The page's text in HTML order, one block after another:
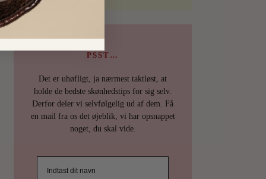
PSST…
Det er uhøfligt, ja nærmest taktløst, at
holde de bedste skønhedstips for sig selv.
Derfor deler vi selvfølgelig ud af dem. Få
en mail fra os det øjeblik, vi har opsnappet
noget, du skal vide.